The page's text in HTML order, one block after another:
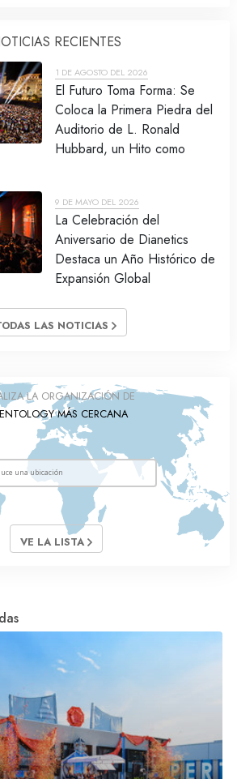
RECIENTES
1 DE AGOSTO DEL 2026
El Futuro Toma Forma: Se
Coloca la Primera Piedra del
Auditorio de L. Ronald
Hubbard, un Hito como
9 DE MAYO DEL 2026
La Celebración del
Aniversario de Dianetics
Destaca un Año Histórico de
Expansión Global
LAS NOTICIAS
LA ORGANIZACIÓN DE
MÁS CERCANA
VE LA LISTA